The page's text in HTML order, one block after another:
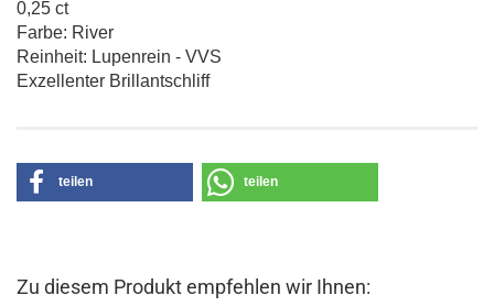
0,25 ct
Farbe: River
Reinheit: Lupenrein - VVS
Exzellenter Brillantschliff
teilen teilen
Zu diesem Produkt empfehlen wir Ihnen: